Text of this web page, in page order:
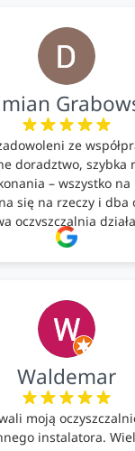
ze
doradztwo, szybka
– wszystko
się na rzeczy i dba
oczyszczalnia
zgodnie z
sumieniem
Waldemar
moją
instalatora.